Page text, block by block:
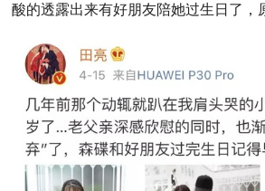
酸的透露出来有好朋友陪她过生日了，